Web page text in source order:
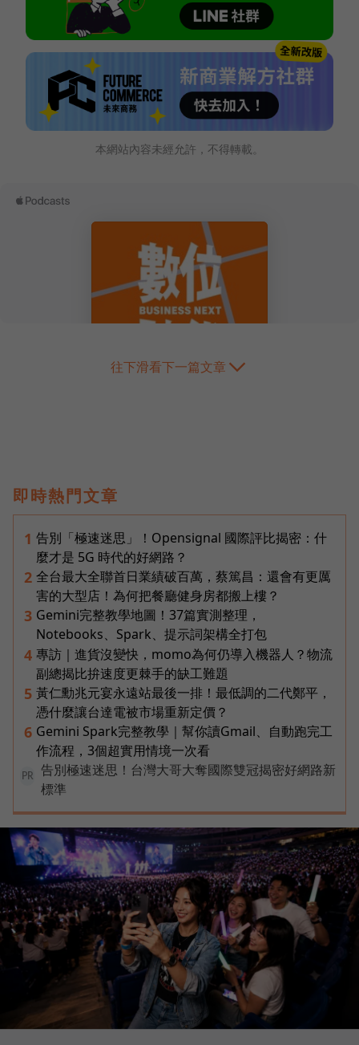
本網站內容未經允許，不得轉載。
往下滑看下一篇文章
即時熱門文章
1 告別「極速迷思」！Opensignal 國際評比揭密：什
麼才是 5G 時代的好網路？
2 全台最大全聯首日業績破百萬，蔡篤昌：還會有更厲
害的大型店！為何把餐廳健身房都搬上樓？
3 Gemini完整教學地圖！37篇實測整理，
Notebooks、Spark、提示詞架構全打包
4 專訪｜進貨沒變快，momo為何仍導入機器人？物流
副總揭比拚速度更棘手的缺工難題
5 黃仁勳兆元宴永遠站最後一排！最低調的二代鄭平，
憑什麼讓台達電被市場重新定價？
6 Gemini Spark完整教學｜幫你讀Gmail、自動跑完工
作流程，3個超實用情境一次看
PR
告別極速迷思！台灣大哥大奪國際雙冠揭密好網路新
標準